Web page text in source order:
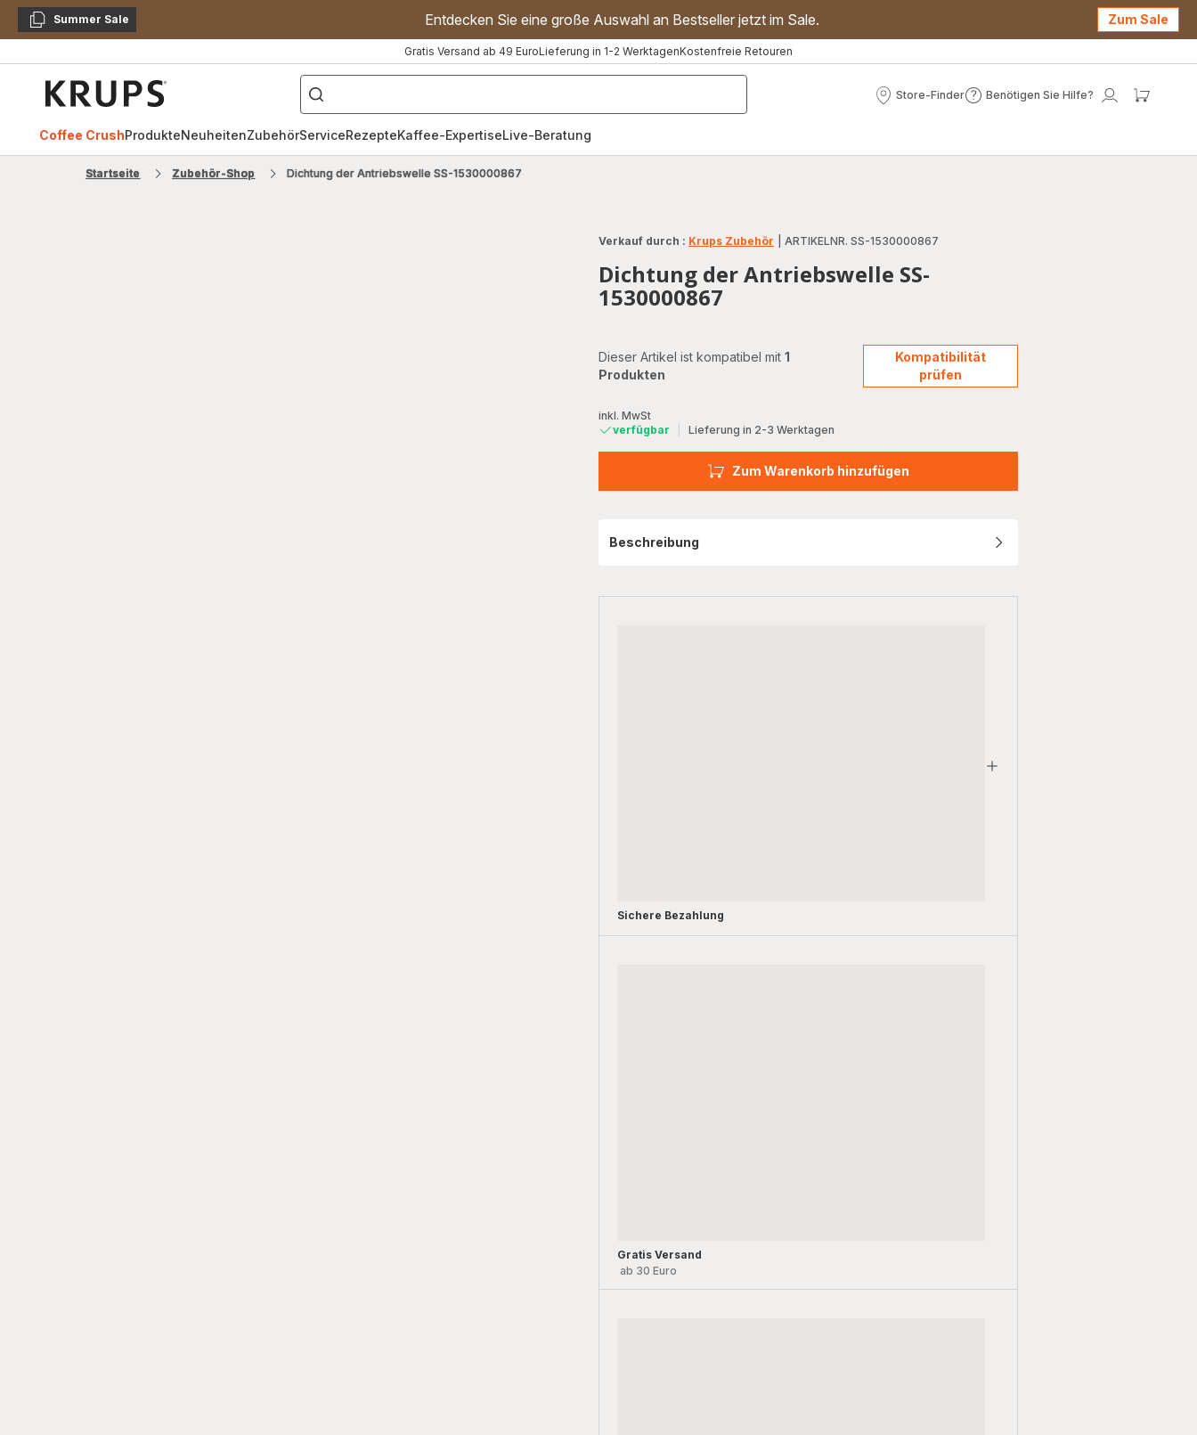
KopierenSummer Sale Entdecken Sie eine große Auswahl an Bestseller jetzt im Sale. Zum Sale
Gratis Versand ab 49 EuroLieferung in 1-2 WerktagenKostenfreie Retouren
["Kaffeevollautomat","Handmixer","Waffeleisen"]
Store-Finder
Store-
Benötigen Sie Hilfe?
Benötigen
Mein
Coffee CrushProdukteNeuheitenZubehörServiceRezepteKaffee-ExpertiseLive-Beratung
Startseite Zubehör-Shop Dichtung der Antriebswelle SS-1530000867
Verkauf durch : Krups Zubehör ARTIKELNR. SS-1530000867
Dichtung der Antriebswelle SS-
1530000867
Dieser Artikel ist kompatibel mit 1
Produkten
Kompatibilität
prüfen
inkl. MwSt
verfügbar
Lieferung in 2-3 Werktagen
Zum Warenkorb hinzufügen
Beschreibung
Sichere Bezahlung
Gratis Versand
ab 30 Euro